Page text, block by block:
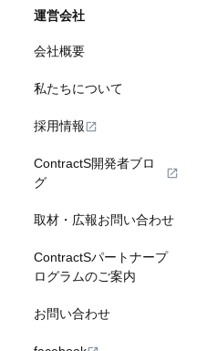
運営会社
会社概要
私たちについて
採用情報
ContractS開発者ブロ
グ
取材・広報お問い合わせ
ContractSパートナープ
ログラムのご案内
お問い合わせ